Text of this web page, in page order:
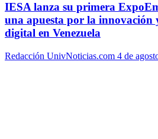
IESA lanza su primera
una apuesta por la innovación
digital en Venezuela
Redacción UnivNoticias.com 4 de